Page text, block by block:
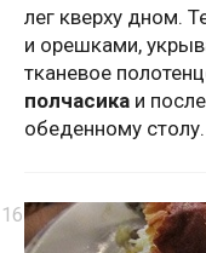
лег кверху дном.
и орешками,
тканевое
полчасика и
обеденному столу.